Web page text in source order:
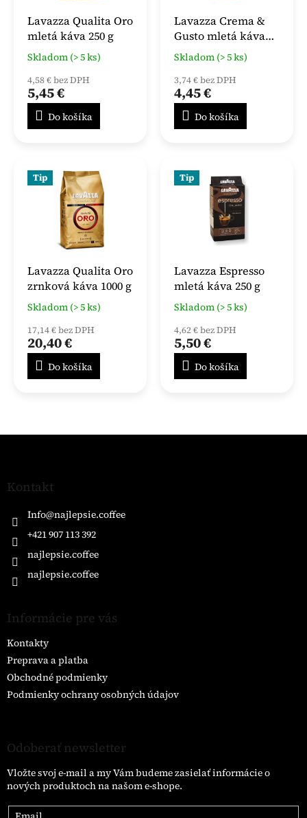
Lavazza Qualita Oro
mletá káva 250 g
Skladom (> 5 ks)
4,58 € bez DPH
5,45 €
Do košíka
Lavazza Crema &
Gusto mletá káva
250 g
Skladom (> 5 ks)
3,74 € bez DPH
4,45 €
Do košíka
Tip
Lavazza Qualita Oro
zrnková káva 1000 g
Skladom (> 5 ks)
17,14 € bez DPH
20,40 €
Do košíka
Tip
Lavazza Espresso
mletá káva 250 g
Skladom (> 5 ks)
4,62 € bez DPH
5,50 €
Do košíka
Z
Kontakt
Info@najlepsie.coffee
+421 907 113 392
najlepsie.coffee
najlepsie.coffee
Informácie pre vás
Kontakty
Preprava a platba
Obchodné podmienky
Podmienky ochrany osobných údajov
Odoberať newsletter
Vložte svoj e-mail a my Vám budeme zasielať informácie o
nových produktoch na našom e-shope.